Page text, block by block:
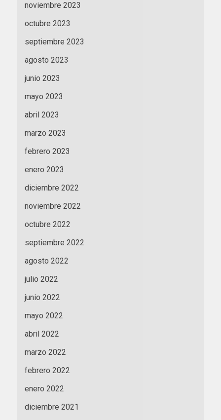
noviembre 2023
octubre 2023
septiembre 2023
agosto 2023
junio 2023
mayo 2023
abril 2023
marzo 2023
febrero 2023
enero 2023
diciembre 2022
noviembre 2022
octubre 2022
septiembre 2022
agosto 2022
julio 2022
junio 2022
mayo 2022
abril 2022
marzo 2022
febrero 2022
enero 2022
diciembre 2021